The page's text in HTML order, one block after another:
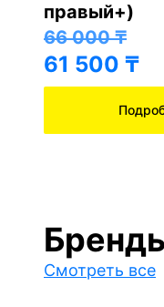
правый+)
66 000₸
61 500 ₸
Смотреть все